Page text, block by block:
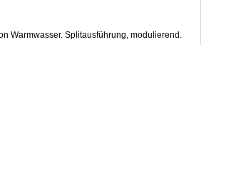
Warmwasser. Splitausführung, modulierend.